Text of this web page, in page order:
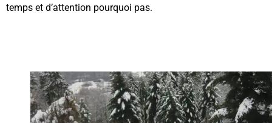
temps et d’attention pourquoi pas.